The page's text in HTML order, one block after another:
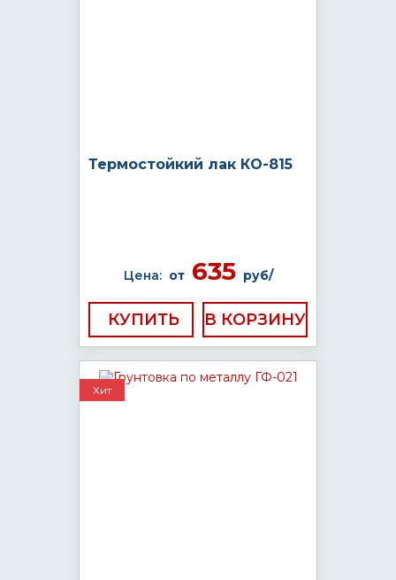
Термостойкий лак КО-815
Цена: от635 руб/
КУПИТЬ
Хит